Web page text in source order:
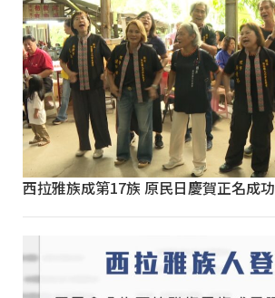
西拉雅族成第17族 原民日慶賀正名成功